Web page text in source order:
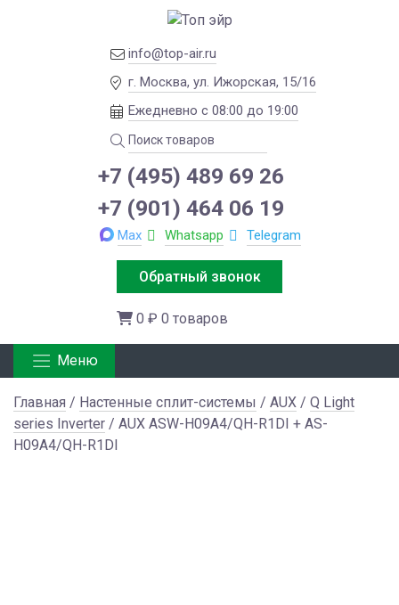
info@top-air.ru
г. Москва, ул. Ижорская, 15/16
Ежедневно с 08:00 до 19:00
+7 (495) 489 69 26
+7 (901) 464 06 19
Max Whatsapp Telegram
Обратный звонок
0 ₽ 0 товаров
Меню
Главная / Настенные сплит-системы / AUX / Q Light
series Inverter / AUX ASW-H09A4/QH-R1DI + AS-
H09A4/QH-R1DI